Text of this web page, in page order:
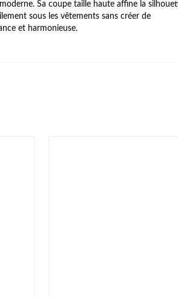
Sa coupe taille haute affine la
sous les vêtements sans créer de
et harmonieuse.